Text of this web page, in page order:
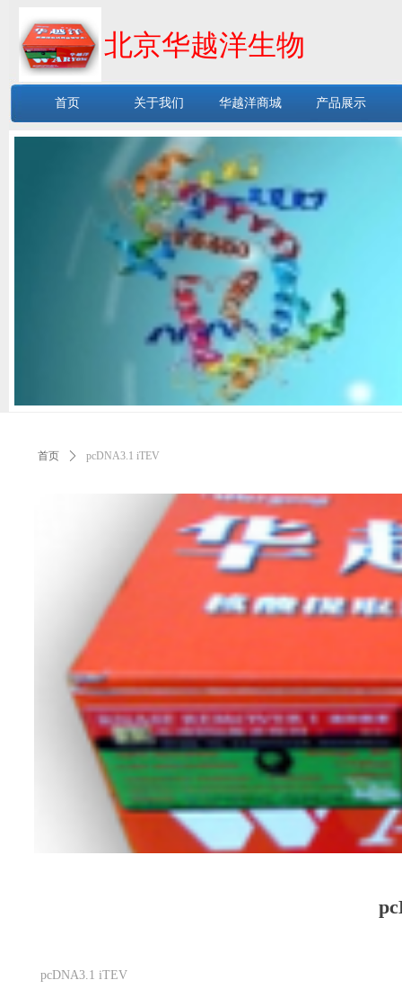
北京华越洋生物
首页 关于我们 华越洋商城 产品展示
首页 ꄲ pcDNA3.1 iTEV
pcDNA3.1 iTEV